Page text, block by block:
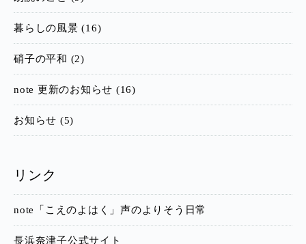
暮らしの風景 (16)
硝子の平和 (2)
note 更新のお知らせ (16)
お知らせ (5)
リンク
note「こえのよはく」声のよりそう日常
長浜奈津子公式サイト